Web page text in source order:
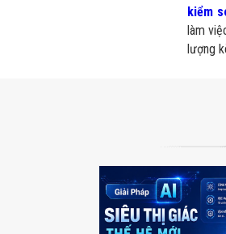
kiểm
làm
lượng